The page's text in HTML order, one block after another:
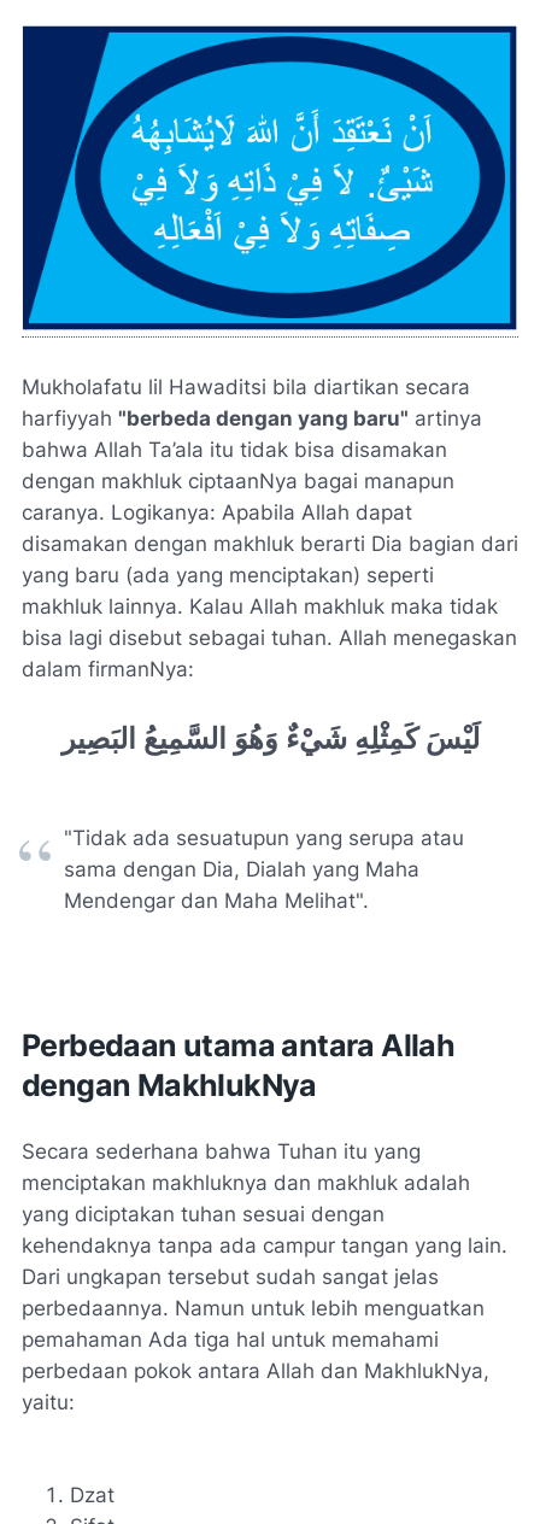
Mukholafatu lil Hawaditsi bila diartikan secara
harfiyyah "berbeda dengan yang baru" artinya
bahwa Allah Ta’ala itu tidak bisa disamakan
dengan makhluk ciptaanNya bagai manapun
caranya. Logikanya: Apabila Allah dapat
disamakan dengan makhluk berarti Dia bagian dari
yang baru (ada yang menciptakan) seperti
makhluk lainnya. Kalau Allah makhluk maka tidak
bisa lagi disebut sebagai tuhan. Allah menegaskan
dalam firmanNya:
لَيْسَ كَمِثْلِهِ شَيْءٌ وَهُوَ السَّمِيعُ البَصِير
"Tidak ada sesuatupun yang serupa atau
sama dengan Dia, Dialah yang Maha
Mendengar dan Maha Melihat".
Perbedaan utama antara Allah
dengan MakhlukNya
Secara sederhana bahwa Tuhan itu yang
menciptakan makhluknya dan makhluk adalah
yang diciptakan tuhan sesuai dengan
kehendaknya tanpa ada campur tangan yang lain.
Dari ungkapan tersebut sudah sangat jelas
perbedaannya. Namun untuk lebih menguatkan
pemahaman Ada tiga hal untuk memahami
perbedaan pokok antara Allah dan MakhlukNya,
yaitu:
Dzat